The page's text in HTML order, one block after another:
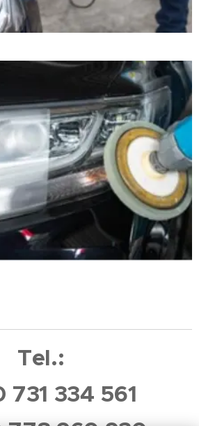
Tel.:
731 334 561